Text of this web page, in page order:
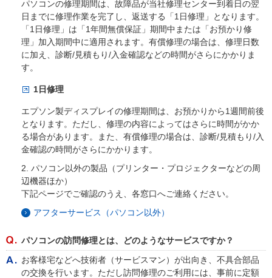
パソコンの修理期間は、故障品が当社修理センター到着日の翌
日までに修理作業を完了し、返送する「1日修理」となります。
「1日修理」は「1年間無償保証」期間中または「お預かり修
理」加入期間中に適用されます。有償修理の場合は、修理日数
に加え、診断/見積もり/入金確認などの時間がさらにかかりま
す。
1日修理
エプソン製ディスプレイの修理期間は、お預かりから1週間前後
となります。ただし、修理の内容によってはさらに時間がかか
る場合があります。また、有償修理の場合は、診断/見積もり/入
金確認の時間がさらにかかります。
2. パソコン以外の製品（プリンター・プロジェクターなどの周
辺機器ほか）
下記ページでご確認のうえ、各窓口へご連絡ください。
アフターサービス（パソコン以外）
パソコンの訪問修理とは、どのようなサービスですか？
お客様宅などへ技術者（サービスマン）が出向き、不具合部品
の交換を行います。ただし訪問修理のご利用には、事前に定額